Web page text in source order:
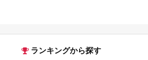
ランキングから探す